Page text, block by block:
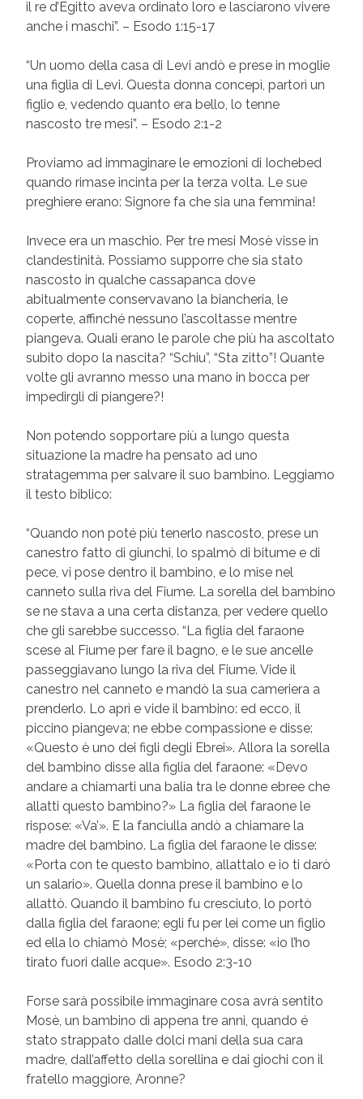
il re d’Egitto aveva ordinato loro e lasciarono vivere
anche i maschi”. – Esodo 1:15-17
“Un uomo della casa di Levi andò e prese in moglie
una figlia di Levi. Questa donna concepì, partorì un
figlio e, vedendo quanto era bello, lo tenne
nascosto tre mesi”. – Esodo 2:1-2
Proviamo ad immaginare le emozioni di Iochebed
quando rimase incinta per la terza volta. Le sue
preghiere erano: Signore fa che sia una femmina!
Invece era un maschio. Per tre mesi Mosè visse in
clandestinità. Possiamo supporre che sia stato
nascosto in qualche cassapanca dove
abitualmente conservavano la biancheria, le
coperte, affinché nessuno l’ascoltasse mentre
piangeva. Quali erano le parole che più ha ascoltato
subito dopo la nascita? “Schiu”, “Sta zitto”! Quante
volte gli avranno messo una mano in bocca per
impedirgli di piangere?!
Non potendo sopportare più a lungo questa
situazione la madre ha pensato ad uno
stratagemma per salvare il suo bambino. Leggiamo
il testo biblico:
“Quando non poté più tenerlo nascosto, prese un
canestro fatto di giunchi, lo spalmò di bitume e di
pece, vi pose dentro il bambino, e lo mise nel
canneto sulla riva del Fiume. La sorella del bambino
se ne stava a una certa distanza, per vedere quello
che gli sarebbe successo. “La figlia del faraone
scese al Fiume per fare il bagno, e le sue ancelle
passeggiavano lungo la riva del Fiume. Vide il
canestro nel canneto e mandò la sua cameriera a
prenderlo. Lo aprì e vide il bambino: ed ecco, il
piccino piangeva; ne ebbe compassione e disse:
«Questo è uno dei figli degli Ebrei». Allora la sorella
del bambino disse alla figlia del faraone: «Devo
andare a chiamarti una balia tra le donne ebree che
allatti questo bambino?» La figlia del faraone le
rispose: «Va’». E la fanciulla andò a chiamare la
madre del bambino. La figlia del faraone le disse:
«Porta con te questo bambino, allattalo e io ti darò
un salario». Quella donna prese il bambino e lo
allattò. Quando il bambino fu cresciuto, lo portò
dalla figlia del faraone; egli fu per lei come un figlio
ed ella lo chiamò Mosè; «perché», disse: «io l’ho
tirato fuori dalle acque». Esodo 2:3-10
Forse sarà possibile immaginare cosa avrà sentito
Mosè, un bambino di appena tre anni, quando é
stato strappato dalle dolci mani della sua cara
madre, dall’affetto della sorellina e dai giochi con il
fratello maggiore, Aronne?